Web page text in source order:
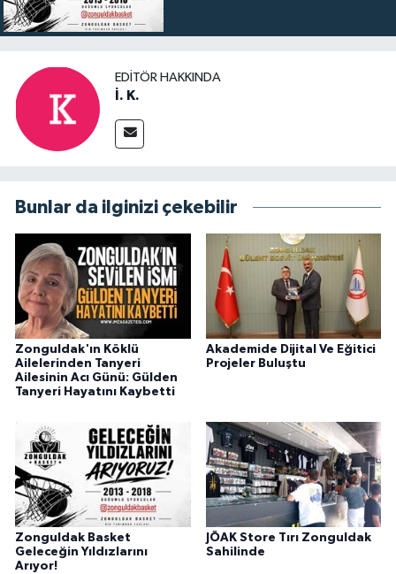
EDITÖR HAKKINDA
İ. K.
Bunlar da ilginizi çekebilir
Zonguldak'ın Köklü
Ailelerinden Tanyeri
Ailesinin Acı Günü: Gülden
Tanyeri Hayatını Kaybetti
Akademide Dijital Ve Eğitici
Projeler Buluştu
Zonguldak Basket
Geleceğin Yıldızlarını
Arıyor!
JÖAK Store Tırı Zonguldak
Sahilinde